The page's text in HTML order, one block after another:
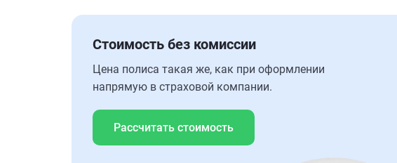
Стоимость без комиссии
Цена полиса такая же, как при оформлении
напрямую в страховой компании.
Рассчитать стоимость